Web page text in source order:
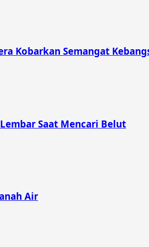
Kobarkan Semangat
Saat Mencari Belut
Air